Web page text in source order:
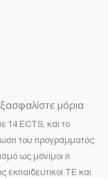
μόρια
14 ECTS, και το
του προγράμματός
ως μόνιμοι ή
εκπαιδευτικοί TE και